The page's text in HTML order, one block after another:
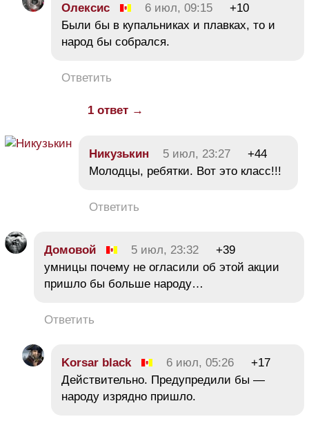
Олексис 6 июл, 09:15
+10
Были бы в купальниках и плавках, то и
народ бы собрался.
Ответить
1 ответ →
Никузькин 5 июл, 23:27
+44
Молодцы, ребятки. Вот это класс!!!
Ответить
Домовой 5 июл, 23:32
+39
умницы почему не огласили об этой акции
пришло бы больше народу…
Ответить
Korsar black 6 июл, 05:26
+17
Действительно. Предупредили бы —
народу изрядно пришло.